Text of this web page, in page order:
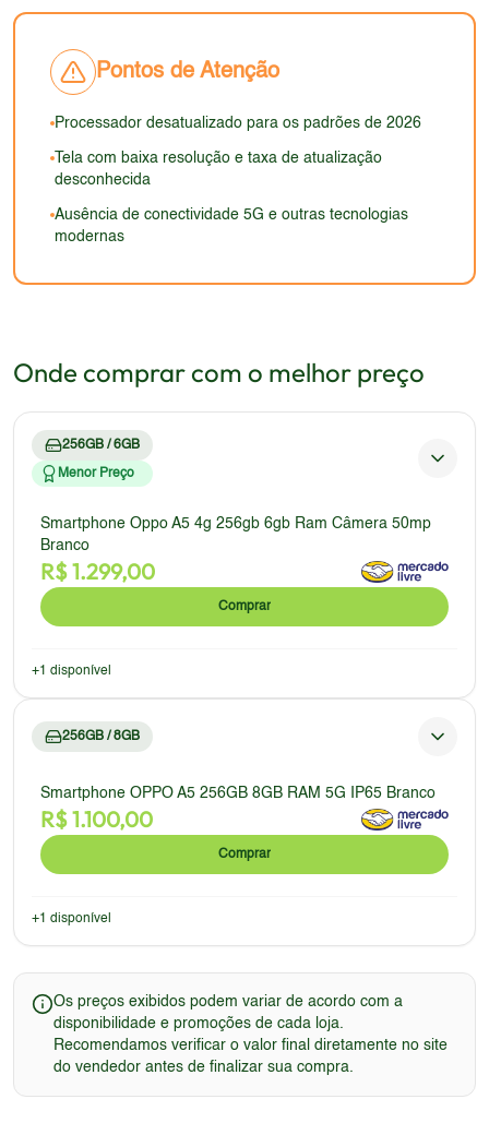
não atende aos padrões de qualidade dos
ausência de elementos premium pode decepcionar
estética moderna e elegante.
Pontos de Atenção
Processador desatualizado para os padrões de 2026
Tela com baixa resolução e taxa de atualização
desconhecida
Ausência de conectividade 5G e outras tecnologias
modernas
Onde comprar com o melhor preço
256GB / 6GB
Menor Preço
Smartphone Oppo A5 4g 256gb 6gb Ram Câmera 50mp
Branco
R$1.299,00
Comprar
+1 disponível
256GB / 8GB
Smartphone OPPO A5 256GB 8GB RAM 5G IP65 Branco
R$1.100,00
Comprar
+1 disponível
Os preços exibidos podem variar de acordo com a
disponibilidade e promoções de cada loja.
Recomendamos verificar o valor final diretamente no site
do vendedor antes de finalizar sua compra.